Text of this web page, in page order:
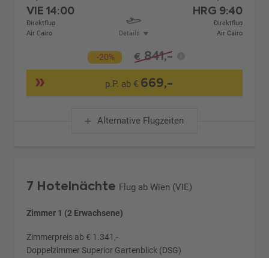
VIE14:00
Direktflug
Air Cairo
Details
HRG 9:40
Direktflug
Air Cairo
-20% € 841,-
p.P. ab € 669,-
Alternative Flugzeiten
7 Hotelnächte Flug ab Wien (VIE)
Zimmer 1 (2 Erwachsene)
Zimmerpreis ab € 1.341,-
Doppelzimmer Superior Gartenblick (DSG)